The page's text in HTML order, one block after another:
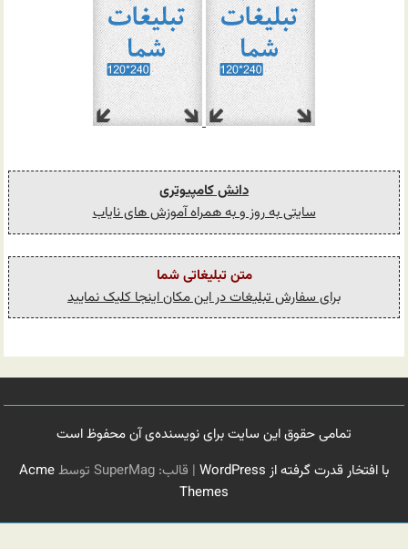
دانش کامپیوتری
سایتی به روز و به همراه آموزش های نایاب
متن تبلیغاتی شما
برای سفارش تبلیغات در این مکان اینجا کلیک نمایید
تمامی حقوق این سایت برای نویسنده‌ی آن محفوظ است
با افتخار قدرت گرفته از WordPress
| قالب: SuperMag توسط
Acme
Themes